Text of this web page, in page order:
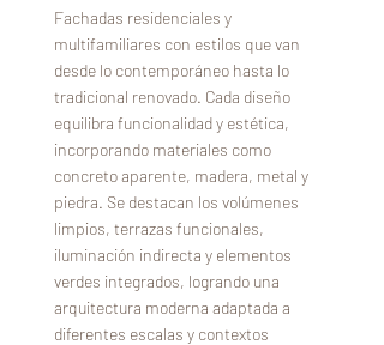
Fachadas residenciales y
multifamiliares con estilos que van
desde lo contemporáneo hasta lo
tradicional renovado. Cada diseño
equilibra funcionalidad y estética,
incorporando materiales como
concreto aparente, madera, metal y
piedra. Se destacan los volúmenes
limpios, terrazas funcionales,
iluminación indirecta y elementos
verdes integrados, logrando una
arquitectura moderna adaptada a
diferentes escalas y contextos